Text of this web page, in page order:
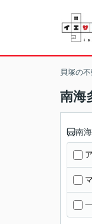
貝塚の
南海
南